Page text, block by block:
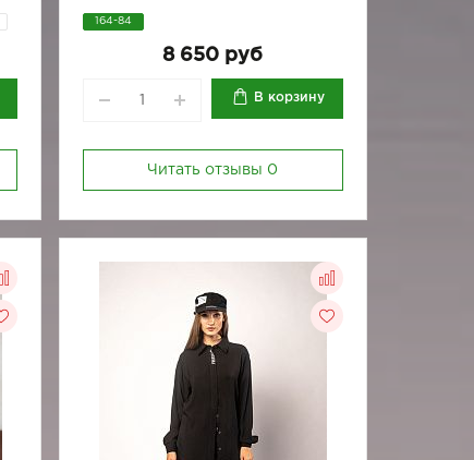
164-84
8 650 руб
В корзину
Читать отзывы 0